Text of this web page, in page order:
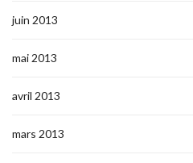
juin 2013
mai 2013
avril 2013
mars 2013